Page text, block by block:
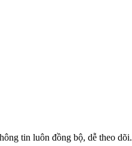
tin luôn đồng bộ, dễ theo dõi.